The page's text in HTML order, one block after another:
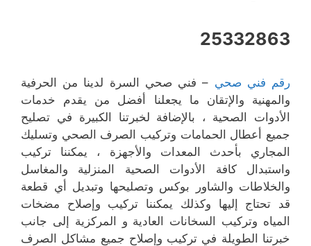
25332863
رقم فني صحي – فني صحي السرة لدينا من الحرفية
والمهنية والإتقان ما يجعلنا أفضل من يقدم خدمات
الأدوات الصحية ، بالإضافة لخبرتنا الكبيرة في تصليح
جميع أعطال الحمامات وتركيب الصرف الصحي وتسليك
المجاري بأحدث المعدات والأجهزة ، يمكننا تركيب
واستبدال كافة الأدوات الصحية المنزلية والمغاسل
والخلاطات والشاور بوكس وتصليحها وتبديل أي قطعة
قد تحتاج إليها وكذلك يمكننا تركيب وإصلاح مضخات
المياه وتركيب السخانات العادية و المركزية إلى جانب
خبرتنا الطويلة في تركيب وإصلاح جميع مشاكل الصرف